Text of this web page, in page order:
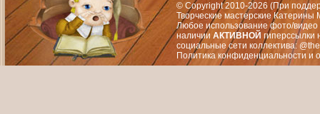
© Copyright 2010-2026 (При
Творческие мастерские
Любое использование фото/видео
наличии АКТИВНОЙ гиперссылки
социальные сети коллектива:
Политика конфиденциальности и